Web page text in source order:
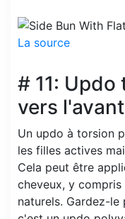
La source
# 11:
vers l'avant
Un updo à torsion
les filles actives
Cela peut être
cheveux, y
naturels. Gardez-le